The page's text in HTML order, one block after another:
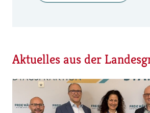
Aktuelles aus der